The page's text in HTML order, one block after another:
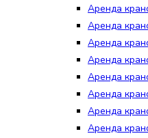
Аренда
Аренда
Аренда
Аренда
Аренда
Аренда
Аренда
Аренда